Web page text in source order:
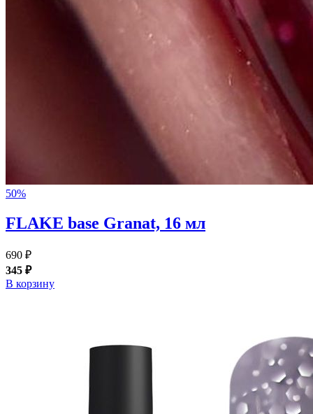
50%
FLAKE base Granat, 16 мл
690 ₽
345 ₽
В корзину